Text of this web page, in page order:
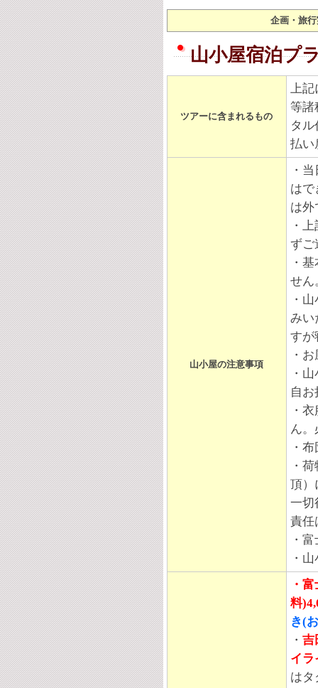
企画・旅
山小屋宿泊プ
ツアーに含まれるもの
上記
等諸
タ
払い
山小屋の注意事項
・
はで
は外
・
ずご
・
せん
・
みい
すが
・
・
自
・
ん。
・
・
頂）
一切
責任
・
・
・
料
き(
・ 吉
イラ
はタ